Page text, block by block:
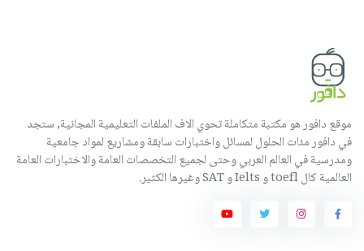
موقع دافور هو مكتبة متكاملة تحوي الاف الملفات التعليمية المجانية, ستجد
في دافور مئات الحلول لمسائل واختبارات سابقة ومشاريع لمواد جامعية
ومدرسية في العالم العربي وحتى لجميع التخصصات العامة والاختبارات العامة
العالمية كال toefl و Ielts و SAT وغيرها الكثير.